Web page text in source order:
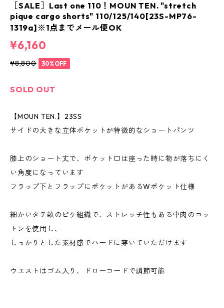
［SALE］Last one 110！MOUN TEN. "stretch
pique cargo shorts" 110/125/140[23S-MP76-
1319a]※1点までメール便OK
¥6,160
¥8,800 30%OFF
SOLD OUT
【MOUN TEN.】23SS
サイドの大きな立体ポケットが特徴的なショートパンツ
膝上のショート丈で、ポケット口は座った時に物が落ちにく
い角度になっています
フラップ下とフラップにポケットがあるWポケット仕様
細かいタテ畝のピケ組織で、ストレッチ性もある中肉のコッ
トンを使用し、
しっかりとした素材感でハードに穿いていただけます
ウエストはゴム入り、ドローコードで調節可能